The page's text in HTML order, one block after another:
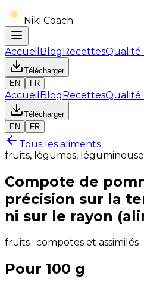
Niki Coach
Accueil BlogRecettesQualité
Télécharger
EN
FR
Accueil BlogRecettesQualité
Télécharger
EN
FR
Tous les aliments
fruits, légumes,
Compote de
précision sur la
ni sur le rayon
fruits · compotes et assimilés
Pour 100 g